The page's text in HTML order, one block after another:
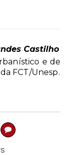
Castilho
e de
FCT/Unesp.